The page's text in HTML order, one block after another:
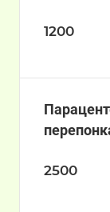
1200
2500